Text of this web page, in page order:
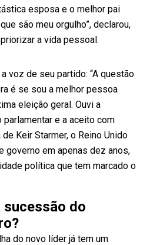
esposa e o melhor pai
são meu orgulho”, declarou,
a vida pessoal.
voz de seu partido: “A questão
é se sou a melhor pessoa
eleição geral. Ouvi a
e a aceito com
Keir Starmer, o Reino Unido
governo em apenas dez anos,
política que tem marcado o
sucessão do
do novo líder já tem um